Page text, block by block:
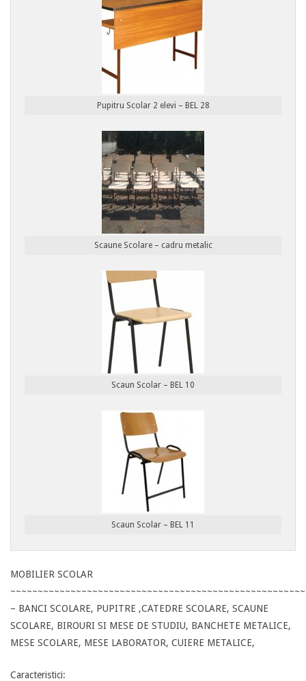
Pupitru Scolar 2 elevi – BEL 28
Scaune Scolare – cadru metalic
Scaun Scolar – BEL 10
Scaun Scolar – BEL 11
MOBILIER SCOLAR
– BANCI SCOLARE, PUPITRE ,CATEDRE SCOLARE, SCAUNE
SCOLARE, BIROURI SI MESE DE STUDIU, BANCHETE METALICE,
MESE SCOLARE, MESE LABORATOR, CUIERE METALICE,
Caracteristici: